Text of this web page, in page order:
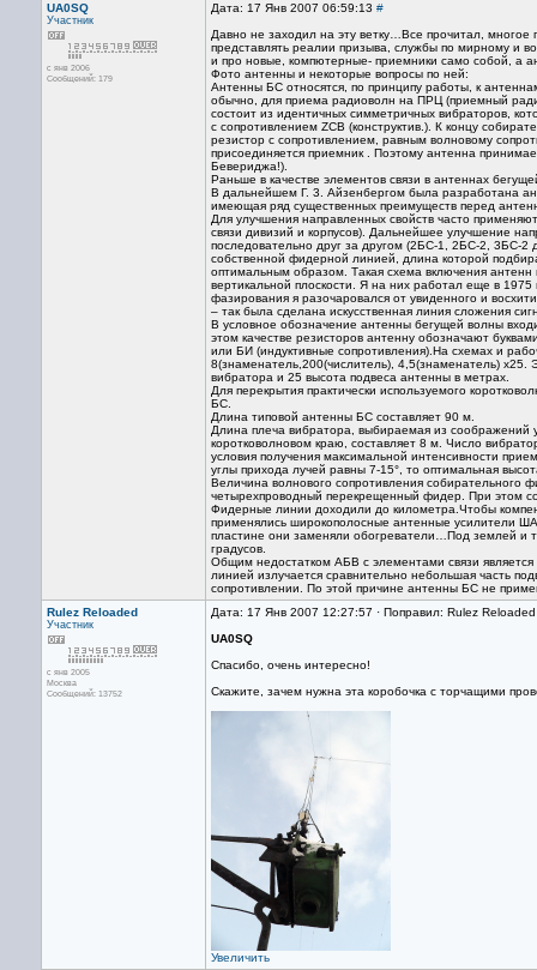
UA0SQ
Участник
с янв 2006
Сообщений: 179
Дата: 17 Янв 2007 06:59:13 #
Давно не заходил на эту ветку…Все прочитал,
представлять реалии призыва, службы по мирному и
и про новые, компютерные- приемники само собой, а
Фото антенны и некоторые вопросы по ней:
Антенны БС относятся, по принципу работы, к
обычно, для приема радиоволн на ПРЦ (приемный
состоит из идентичных симметричных вибраторов,
с сопротивлением ZCB (конструктив.). К концу
резистор с сопротивлением, равным волновому
присоединяется приемник . Поэтому антенна
Бевериджа!).
Раньше в качестве элементов связи в антеннах
В дальнейшем Г. 3. Айзенбергом была разработана
имеющая ряд существенных преимуществ перед
Для улучшения направленных свойств часто
связи дивизий и корпусов). Дальнейшее улучшение
последовательно друг за другом (2БС-1, 2БС-2, 3БС-
собственной фидерной линией, длина которой
оптимальным образом. Такая схема включения
вертикальной плоскости. Я на них работал еще в
фазирования я разочаровался от увиденного и
– так была сделана искусственная линия сложения
В условное обозначение антенны бегущей волны
этом качестве резисторов антенну обозначают
или БИ (индуктивные сопротивления).На схемах и
8(знаменатель,200(числитель), 4,5(знаменатель)
вибратора и 25 высота подвеса антенны в метрах.
Для перекрытия практически используемого
БС.
Длина типовой антенны БС составляет 90 м.
Длина плеча вибратора, выбираемая из соображений
коротковолновом краю, составляет 8 м. Число
условия получения максимальной интенсивности
углы прихода лучей равны 7-15°, то оптимальная
Величина волнового сопротивления собирательного
четырехпроводный перекрещенный фидер. При этом
Фидерные линии доходили до километра.Чтобы
применялись широкополосные антенные усилители
пластине они заменяли обогреватели…Под землей и
градусов.
Общим недостатком АБВ с элементами связи является
линией излучается сравнительно небольшая часть
сопротивлении. По этой причине антенны БС не
Rulez Reloaded
Участник
с янв 2005
Москва
Сообщений: 13752
Дата: 17 Янв 2007 12:27:57 · Поправил: Rulez
UA0SQ
Спасибо, очень интересно!
Скажите, зачем нужна эта коробочка с торчащими
Увеличить